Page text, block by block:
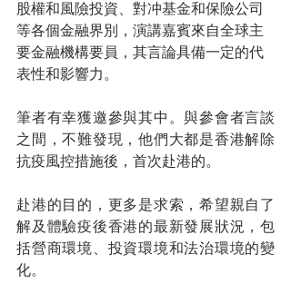
股權和風險投資、對冲基金和保險公司
等各個金融界別，演講嘉賓來自全球主
要金融機構要員，其言論具備一定的代
表性和影響力。
筆者有幸獲邀參與其中。與參會者言談
之間，不難發現，他們大都是香港解除
抗疫風控措施後，首次赴港的。
赴港的目的，更多是求索，希望親自了
解及體驗疫後香港的最新發展狀況，包
括營商環境、投資環境和法治環境的變
化。